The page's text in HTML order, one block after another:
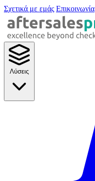
Σχετικά με εμάς Επικοινωνία
Λύσεις